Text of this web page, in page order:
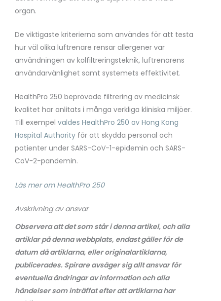
organ.
De viktigaste kriterierna som användes för att testa
hur väl olika luftrenare rensar allergener var
användningen av kolfiltreringsteknik, luftrenarens
användarvänlighet samt systemets effektivitet.
HealthPro 250 beprövade filtrering av medicinsk
kvalitet har anlitats i många verkliga kliniska miljöer.
Till exempel valdes HealthPro 250 av Hong Kong
Hospital Authority för att skydda personal och
patienter under SARS-CoV-1-epidemin och SARS-
CoV-2-pandemin.
Läs mer om HealthPro 250
Avskrivning av ansvar
Observera att det som står i denna artikel, och alla
artiklar på denna webbplats, endast gäller för de
datum då artiklarna, eller originalartiklarna,
publicerades. Spirare avsäger sig allt ansvar för
eventuella ändringar av information och alla
händelser som inträffat efter att artiklarna har